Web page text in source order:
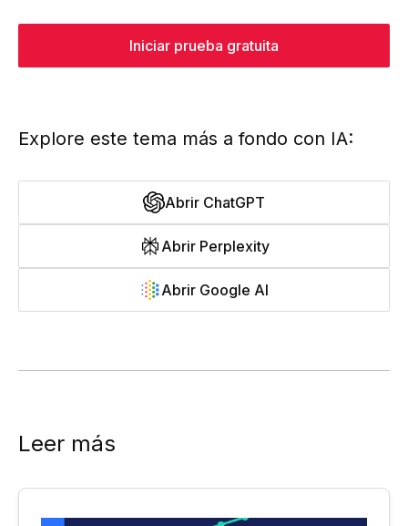
Iniciar prueba gratuita
Explore este tema más a fondo con IA:
Abrir ChatGPT
Abrir Perplexity
Abrir Google AI
Leer más